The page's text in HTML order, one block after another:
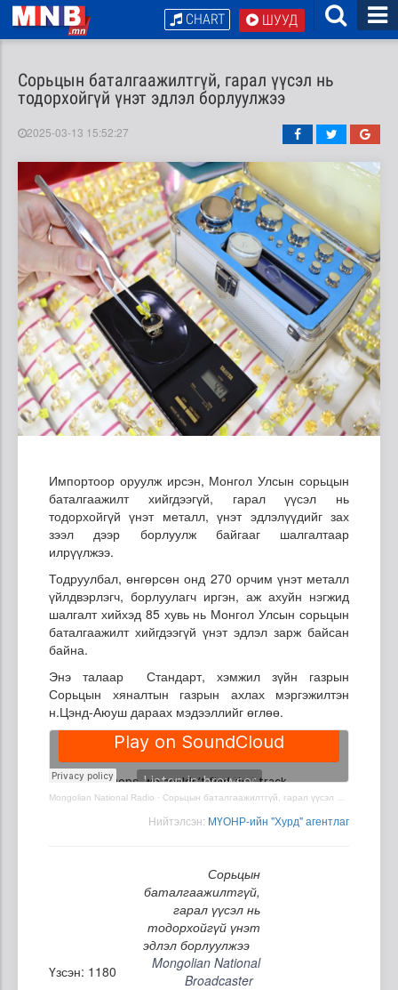
ШУУД
CHART
Сорьцын баталгаажилтгүй, гарал үүсэл нь
тодорхойгүй үнэт эдлэл борлуулжээ
2025-03-13 15:52:27
Импортоор оруулж ирсэн, Монгол Улсын сорьцын
баталгаажилт хийгдээгүй, гарал үүсэл нь
тодорхойгүй үнэт металл, үнэт эдлэлүүдийг зах
зээл дээр борлуулж байгааг шалгалтаар
илрүүлжээ.
Тодруулбал, өнгөрсөн онд 270 орчим үнэт металл
үйлдвэрлэгч, борлуулагч иргэн, аж ахуйн нэгжид
шалгалт хийхэд 85 хувь нь Монгол Улсын сорьцын
баталгаажилт хийгдээгүй үнэт эдлэл зарж байсан
байна.
Энэ талаар Стандарт, хэмжил зүйн газрын
Сорьцын хяналтын газрын ахлах мэргэжилтэн
н.Цэнд-Аюуш дараах мэдээллийг өглөө.
Mongolian National Radio · Сорьцын баталгаажилтгүй, гарал үүсэл нь тодорхойгүй үнэт эдлэл борлуулжээ
Нийтэлсэн: МҮОНР-ийн "Хурд" агентлаг
Сорьцын
баталгаажилтгүй,
гарал үүсэл нь
тодорхойгүй үнэт
эдлэл борлуулжээ
Үзсэн: 1180
Mongolian National
Broadcaster